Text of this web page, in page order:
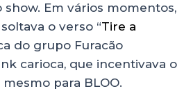
show. Em vários momentos,
o verso “Tire a
do grupo Furacão
carioca, que incentivava o
para BLOO.